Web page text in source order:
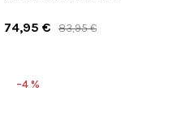
74,95 € 83,95 €
–4 %